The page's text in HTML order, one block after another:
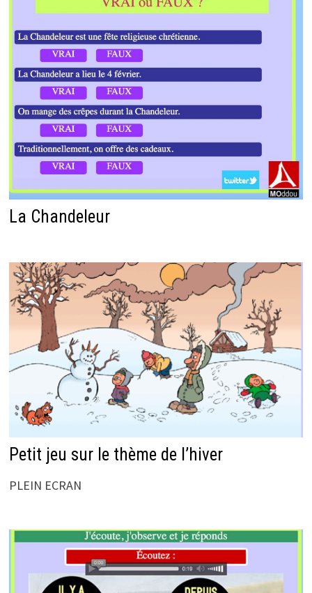
La Chandeleur
Petit jeu sur le thème de l’hiver
PLEIN ECRAN